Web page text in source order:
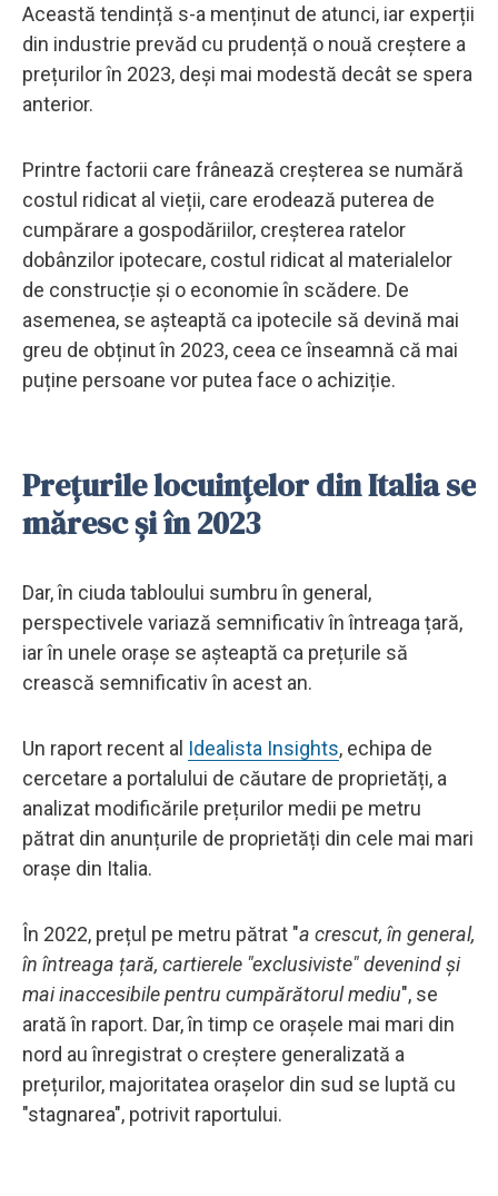
Această tendință s-a menținut de atunci, iar experții
din industrie prevăd cu prudență o nouă creștere a
prețurilor în 2023, deși mai modestă decât se spera
anterior.
Printre factorii care frânează creșterea se numără
costul ridicat al vieții, care erodează puterea de
cumpărare a gospodăriilor, creșterea ratelor
dobânzilor ipotecare, costul ridicat al materialelor
de construcție și o economie în scădere. De
asemenea, se așteaptă ca ipotecile să devină mai
greu de obținut în 2023, ceea ce înseamnă că mai
puține persoane vor putea face o achiziție.
Prețurile locuințelor din Italia se
măresc și în 2023
Dar, în ciuda tabloului sumbru în general,
perspectivele variază semnificativ în întreaga țară,
iar în unele orașe se așteaptă ca prețurile să
crească semnificativ în acest an.
Un raport recent al Idealista Insights, echipa de
cercetare a portalului de căutare de proprietăți, a
analizat modificările prețurilor medii pe metru
pătrat din anunțurile de proprietăți din cele mai mari
orașe din Italia.
În 2022, prețul pe metru pătrat "a crescut, în general,
în întreaga țară, cartierele "exclusiviste" devenind și
mai inaccesibile pentru cumpărătorul mediu", se
arată în raport. Dar, în timp ce orașele mai mari din
nord au înregistrat o creștere generalizată a
prețurilor, majoritatea orașelor din sud se luptă cu
"stagnarea", potrivit raportului.